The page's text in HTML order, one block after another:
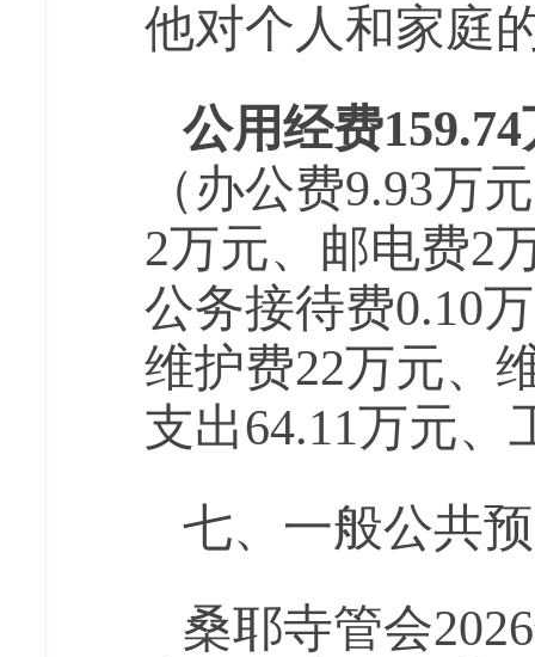
他对个人和家庭
公用经费159.74
（办公费9.93万
2万元、 邮电费2
公务接待费0.10
维护费22万元、
支出64.11万元、
七、一般公共
桑耶寺管会2026